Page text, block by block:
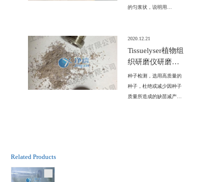
的匀浆状，说明用
可以用于后续转基因检测
工作。
2020.12.21
Tissuelyser植物组
织研磨仪研磨玉
米种子的试验方
法
种子检测，选用高质量的
种子，杜绝或减少因种子
质量所造成的缺苗减产、
Related Products